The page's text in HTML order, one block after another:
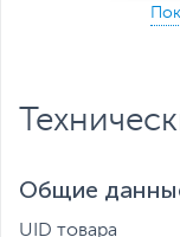
Общие
UID товара